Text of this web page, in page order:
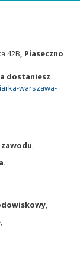
42B, Piaseczno
dostaniesz
warszawa-
,
,
,